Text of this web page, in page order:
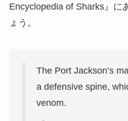
Encyclopedia of Sharks』に
ょう。
The Port Jackson’s
a defensive spine,
venom.